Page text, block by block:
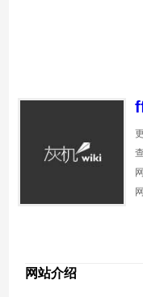
网站介绍